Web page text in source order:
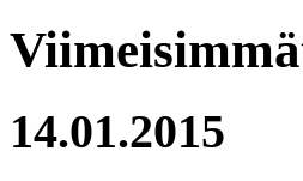
14.01.2015